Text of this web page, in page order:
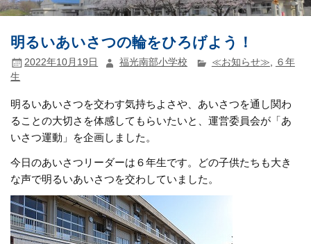
明るいあいさつの輪をひろげよう！
2022年10月19日 福光南部小学校 ≪お知らせ≫, ６年
生
明るいあいさつを交わす気持ちよさや、あいさつを通し関わ
ることの大切さを体感してもらいたいと、運営委員会が「あ
いさつ運動」を企画しました。
今日のあいさつリーダーは６年生です。どの子供たちも大き
な声で明るいあいさつを交わしていました。